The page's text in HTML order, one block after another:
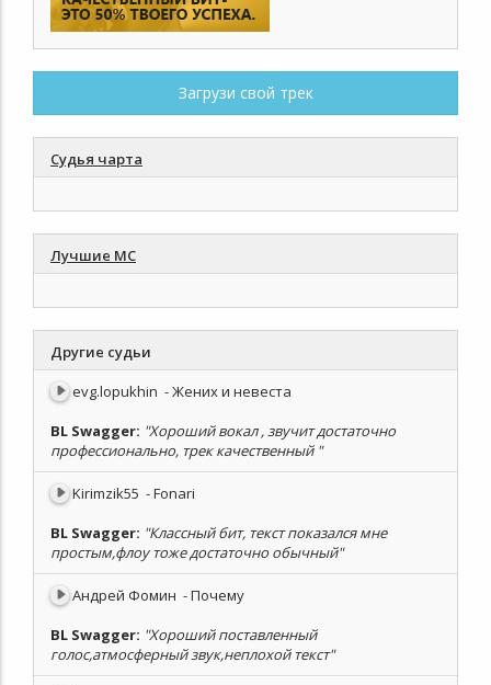
Загрузи свой трек
Судья чарта
Лучшие МС
Другие судьи
evg.lopukhin - Жених и невеста
BL Swagger: "Хороший вокал , звучит достаточно
профессионально, трек качественный "
Kirimzik55 - Fonari
BL Swagger: "Классный бит, текст показался мне
простым,флоу тоже достаточно обычный"
Андрей Фомин - Почему
BL Swagger: "Хороший поставленный
голос,атмосферный звук,неплохой текст"